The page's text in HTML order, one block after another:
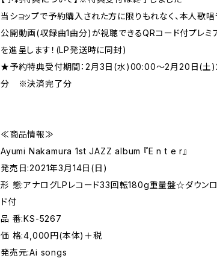
当ショップで予約購入された方に限りもれなく、本人歌唱
公開動画(収録曲1曲分)が視聴できるQRコード付プレミ
を進呈します！(LP発送時に同封)
★予約特典受付期間：2月3日(水)00:00～2月20日(土
分 ※決済完了分
≪商品情報≫
Ayumi Nakamura 1st JAZZ album 『E n t e r』
発売日:2021年3月14日(日)
形 態:アナログLPレコード33回転180g重量盤☆ダウン
ド付
品 番:KS-5267
価 格:4,000円(本体)＋税
発売元:Ai songs